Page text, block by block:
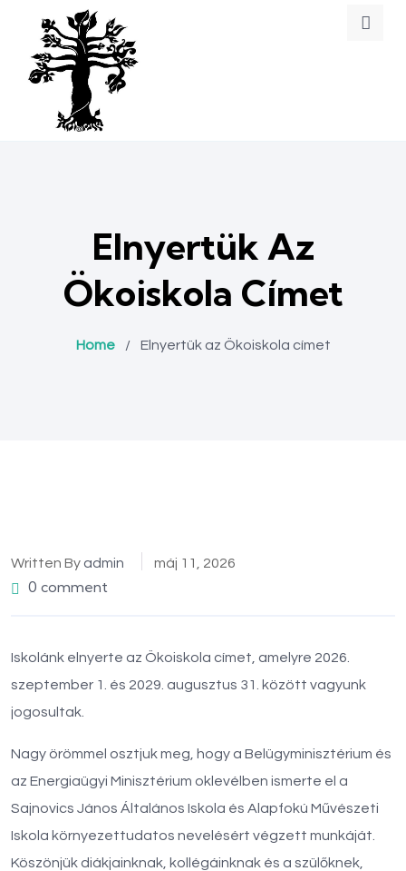
Elnyertük Az
Ökoiskola Címet
Home / Elnyertük az Ökoiskola címet
Written By admin máj 11, 2026
0 comment
Iskolánk elnyerte az Ökoiskola címet, amelyre 2026.
szeptember 1. és 2029. augusztus 31. között vagyunk
jogosultak.
Nagy örömmel osztjuk meg, hogy a Belügyminisztérium és
az Energiaügyi Minisztérium oklevélben ismerte el a
Sajnovics János Általános Iskola és Alapfokú Művészeti
Iskola környezettudatos nevelésért végzett munkáját.
Köszönjük diákjainknak, kollégáinknak és a szülőknek,